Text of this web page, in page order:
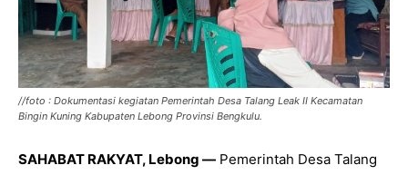
//foto : Dokumentasi kegiatan Pemerintah Desa Talang Leak II Kecamatan
Bingin Kuning Kabupaten Lebong Provinsi Bengkulu.
‎SAHABAT RAKYAT, Lebong — Pemerintah Desa Talang